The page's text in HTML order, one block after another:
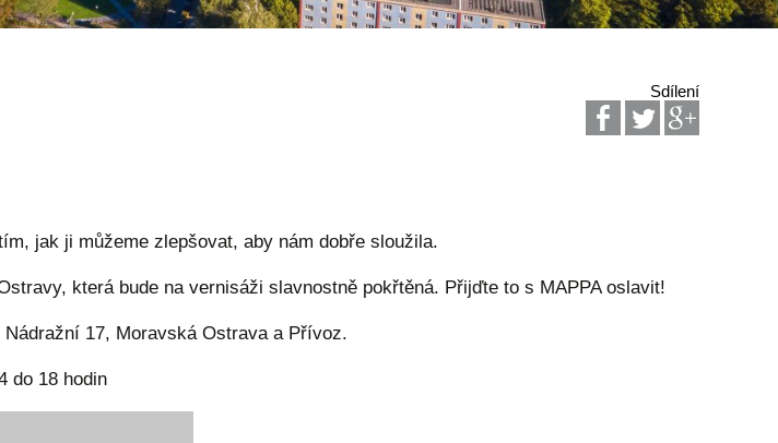
Sdílení
jak ji můžeme zlepšovat, aby nám dobře sloužila.
která bude na vernisáži slavnostně pokřtěná. Přijďte to s MAPPA oslavit!
Nádražní 17, Moravská Ostrava a Přívoz.
do 18 hodin